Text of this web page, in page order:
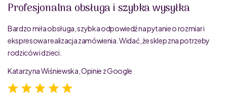
Profesjonalna obsługa i szybka wysyłka
Bardzo miła obsługa, szybka odpowiedź na pytanie o rozmiar i
ekspresowa realizacja zamówienia. Widać, że sklep zna potrzeby
rodziców i dzieci.
Katarzyna Wiśniewska, Opinie z Google